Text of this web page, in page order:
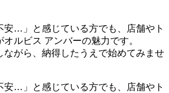
安…」と感じている方でも、店舗やト
ルビス アンバーの魅力です。
ながら、納得したうえで始めてみませ
安…」と感じている方でも、店舗やト